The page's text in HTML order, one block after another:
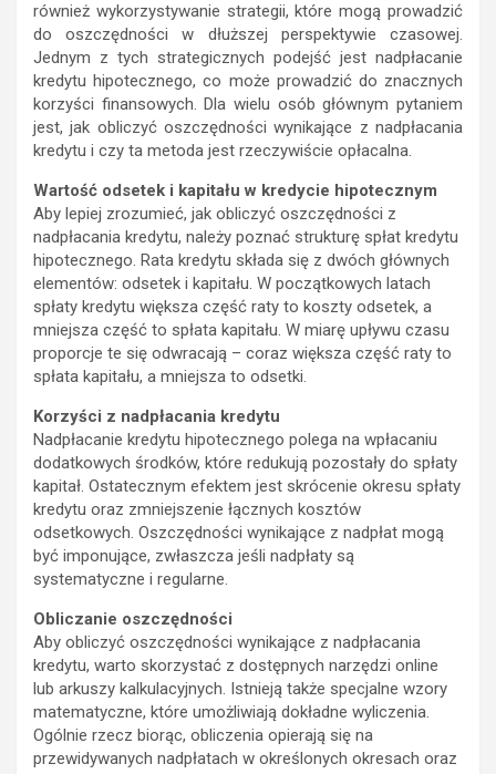
również wykorzystywanie strategii, które mogą prowadzić
do oszczędności w dłuższej perspektywie czasowej.
Jednym z tych strategicznych podejść jest nadpłacanie
kredytu hipotecznego, co może prowadzić do znacznych
korzyści finansowych. Dla wielu osób głównym pytaniem
jest, jak obliczyć oszczędności wynikające z nadpłacania
kredytu i czy ta metoda jest rzeczywiście opłacalna.
Wartość odsetek i kapitału w kredycie hipotecznym
Aby lepiej zrozumieć, jak obliczyć oszczędności z
nadpłacania kredytu, należy poznać strukturę spłat kredytu
hipotecznego. Rata kredytu składa się z dwóch głównych
elementów: odsetek i kapitału. W początkowych latach
spłaty kredytu większa część raty to koszty odsetek, a
mniejsza część to spłata kapitału. W miarę upływu czasu
proporcje te się odwracają – coraz większa część raty to
spłata kapitału, a mniejsza to odsetki.
Korzyści z nadpłacania kredytu
Nadpłacanie kredytu hipotecznego polega na wpłacaniu
dodatkowych środków, które redukują pozostały do spłaty
kapitał. Ostatecznym efektem jest skrócenie okresu spłaty
kredytu oraz zmniejszenie łącznych kosztów
odsetkowych. Oszczędności wynikające z nadpłat mogą
być imponujące, zwłaszcza jeśli nadpłaty są
systematyczne i regularne.
Obliczanie oszczędności
Aby obliczyć oszczędności wynikające z nadpłacania
kredytu, warto skorzystać z dostępnych narzędzi online
lub arkuszy kalkulacyjnych. Istnieją także specjalne wzory
matematyczne, które umożliwiają dokładne wyliczenia.
Ogólnie rzecz biorąc, obliczenia opierają się na
przewidywanych nadpłatach w określonych okresach oraz